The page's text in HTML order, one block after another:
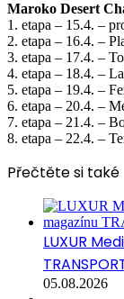
Maroko Desert
1. etapa – 15.4. –
2. etapa – 16.4. –
3. etapa – 17.4. –
4. etapa – 18.4. –
5. etapa – 19.4. –
6. etapa – 20.4. –
7. etapa – 21.4. –
8. etapa – 22.4. –
Přečtěte si také
LUXUR
05.08.2026